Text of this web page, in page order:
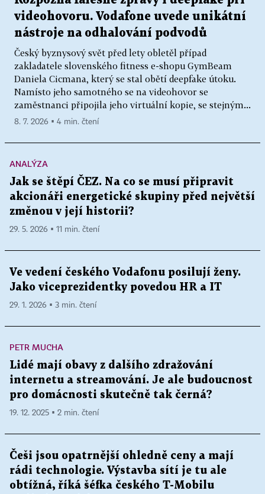
videohovoru. Vodafone uvede unikátní
nástroje na odhalování podvodů
Český byznysový svět před lety obletěl případ
zakladatele slovenského fitness e-shopu GymBeam
Daniela Cicmana, který se stal obětí deepfake útoku.
Namísto jeho samotného se na videohovor se
zaměstnanci připojila jeho virtuální kopie, se stejným...
8. 7. 2026 ▪ 4 min. čtení
ANALÝZA
Jak se štěpí ČEZ. Na co se musí připravit
akcionáři energetické skupiny před největší
změnou v její historii?
29. 5. 2026 ▪ 11 min. čtení
Ve vedení českého Vodafonu posilují ženy.
Jako viceprezidentky povedou HR a IT
29. 1. 2026 ▪ 3 min. čtení
PETR MUCHA
Lidé mají obavy z dalšího zdražování
internetu a streamování. Je ale budoucnost
pro domácnosti skutečně tak černá?
19. 12. 2025 ▪ 2 min. čtení
Češi jsou opatrnější ohledně ceny a mají
rádi technologie. Výstavba sítí je tu ale
obtížná, říká šéfka českého T-Mobilu